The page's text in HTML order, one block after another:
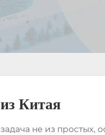
Китая
не из простых,